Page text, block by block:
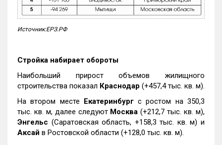
Источник:ЕРЗ.РФ
Стройка набирает обороты
Наибольший прирост объемов жилищного
строительства показал Краснодар (+457,4 тыс. кв. м).
На втором месте Екатеринбургс ростом на 350,3
тыс. кв. м, далее следуют Москва (+212,7 тыс. кв. м),
Энгельс (Саратовская область, +158,3 тыс. кв. м) и
Аксай в Ростовской области (+128,0 тыс. кв. м).